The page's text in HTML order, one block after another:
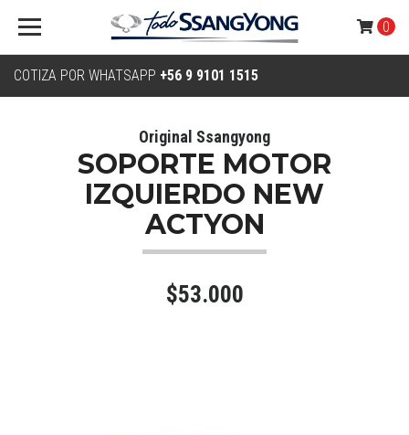
COTIZA POR WHATSAPP +56 9 9101 1515
0
Original Ssangyong
SOPORTE MOTOR
IZQUIERDO NEW
ACTYON
$53.000